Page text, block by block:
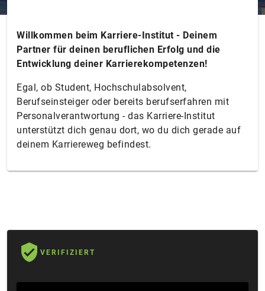
Willkommen beim Karriere-Institut - Deinem
Partner für deinen beruflichen Erfolg und die
Entwicklung deiner Karrierekompetenzen!
Egal, ob Student, Hochschulabsolvent,
Berufseinsteiger oder bereits berufserfahren mit
Personalverantwortung - das Karriere-Institut
unterstützt dich genau dort, wo du dich gerade auf
deinem Karriereweg befindest.
VERIFIZIERT